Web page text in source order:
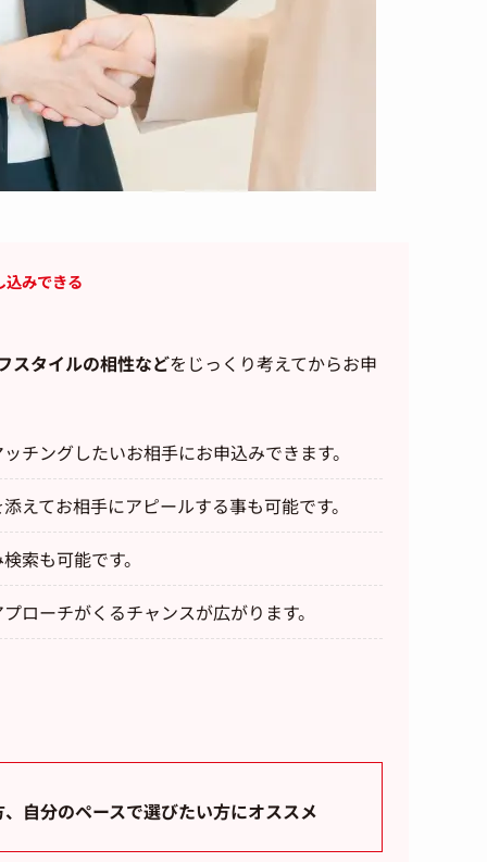
込みできる
スタイルの相性などをじっくり考えてからお申
チングしたいお相手にお申込みできます。
えてお相手にアピールする事も可能です。
索も可能です。
ローチがくるチャンスが広がります。
自分のペースで選びたい方にオススメ